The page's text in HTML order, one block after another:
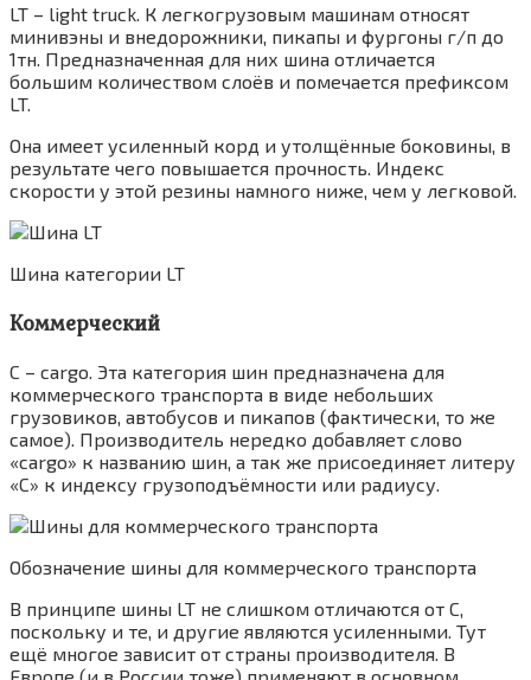
LT – light truck. К легкогрузовым машинам относят
минивэны и внедорожники, пикапы и фургоны г/п до
1тн. Предназначенная для них шина отличается
большим количеством слоёв и помечается префиксом
LT.
Она имеет усиленный корд и утолщённые боковины, в
результате чего повышается прочность. Индекс
скорости у этой резины намного ниже, чем у легковой.
Шина категории LT
Коммерческий
С – cargo. Эта категория шин предназначена для
коммерческого транспорта в виде небольших
грузовиков, автобусов и пикапов (фактически, то же
самое). Производитель нередко добавляет слово
«cargo» к названию шин, а так же присоединяет литеру
«C» к индексу грузоподъёмности или радиусу.
Обозначение шины для коммерческого транспорта
В принципе шины LT не слишком отличаются от С,
поскольку и те, и другие являются усиленными. Тут
ещё многое зависит от страны производителя. В